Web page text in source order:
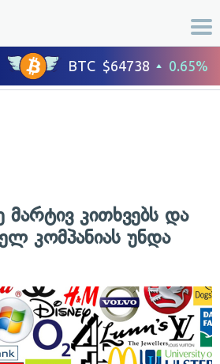
მარტივ კითხვებს და
კომპანიას უნდა